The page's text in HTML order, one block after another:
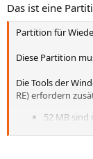
Das ist eine
Partition für
Diese Partition
Die Tools der
RE) erfordern
52 MB
MB